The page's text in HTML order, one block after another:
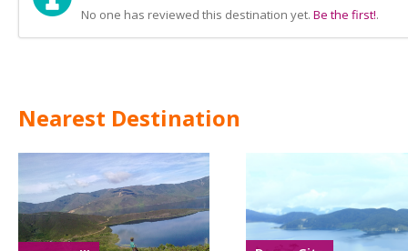
No one has reviewed this destination yet. Be the first!.
Nearest Destination